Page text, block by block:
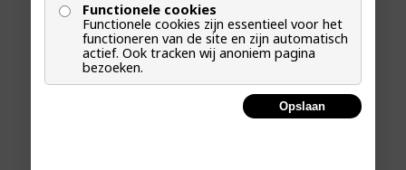
MARKETING MANAGER
simone hogewoning
Functionele cookies
Functionele cookies zijn essentieel voor het
functioneren van de site en zijn automatisch
actief. Ook tracken wij anoniem pagina
bezoeken.
Opslaan